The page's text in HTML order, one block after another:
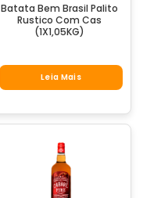
Batata Bem Brasil Palito
Rustico Com Cas
(1X1,05KG)
Leia Mais